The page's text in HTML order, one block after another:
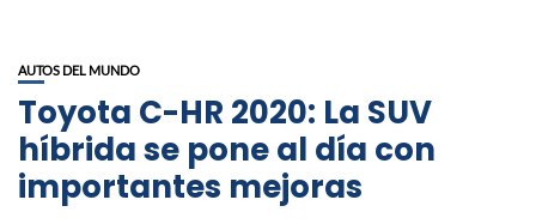
AUTOS DEL MUNDO
Toyota C-HR 2020: La SUV
híbrida se pone al día con
importantes mejoras